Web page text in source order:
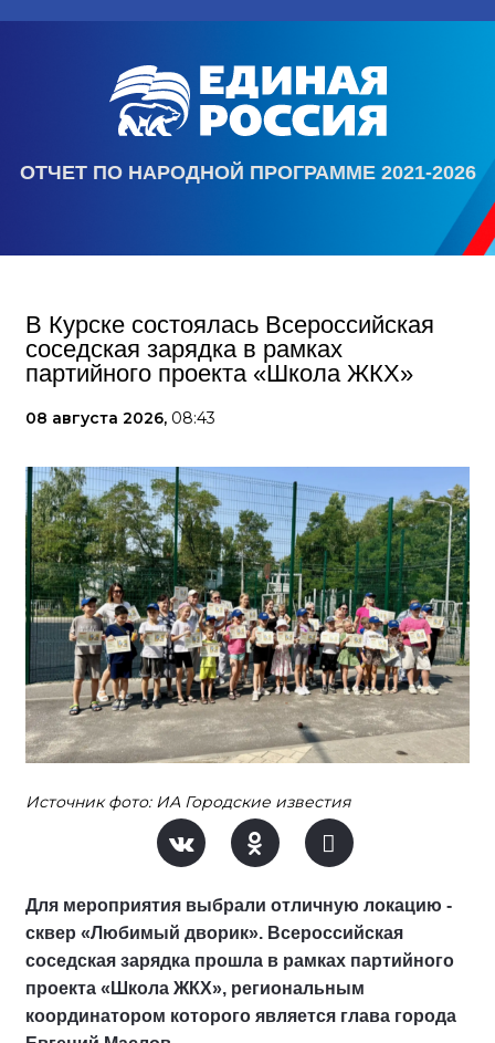
ОТЧЕТ ПО НАРОДНОЙ ПРОГРАММЕ 2021-2026
В Курске состоялась Всероссийская
соседская зарядка в рамках
партийного проекта «Школа ЖКХ»
08 августа 2026, 08:43
Источник фото: ИА Городские известия
Для мероприятия выбрали отличную локацию -
сквер «Любимый дворик». Всероссийская
соседская зарядка прошла в рамках партийного
проекта «Школа ЖКХ», региональным
координатором которого является глава города